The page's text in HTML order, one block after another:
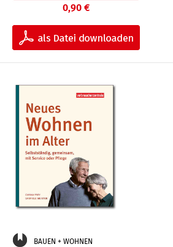
0,90 €
BAUEN + WOHNEN